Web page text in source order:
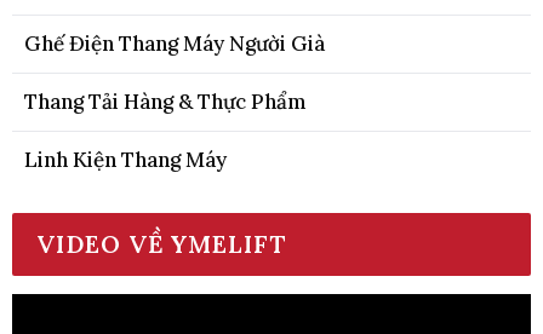
Ghế Điện Thang Máy Người Già
Thang Tải Hàng & Thực Phẩm
Linh Kiện Thang Máy
VIDEO VỀ YMELIFT